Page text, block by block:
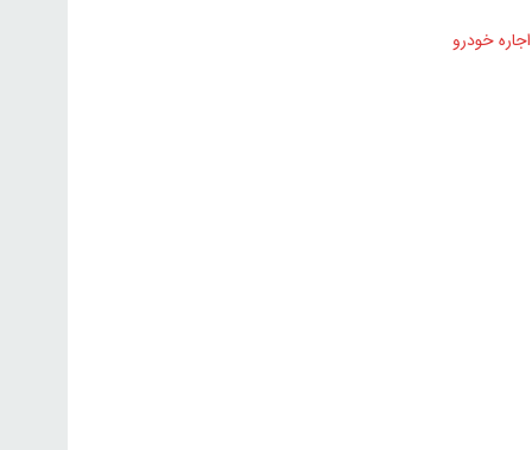
اجاره خودرو